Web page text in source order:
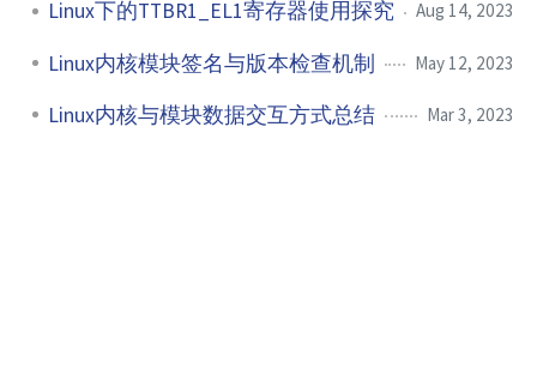
Linux下的TTBR1_EL1寄存器使用探究 Aug 14, 2023
Linux内核模块签名与版本检查机制 May 12, 2023
Linux内核与模块数据交互方式总结 Mar 3, 2023